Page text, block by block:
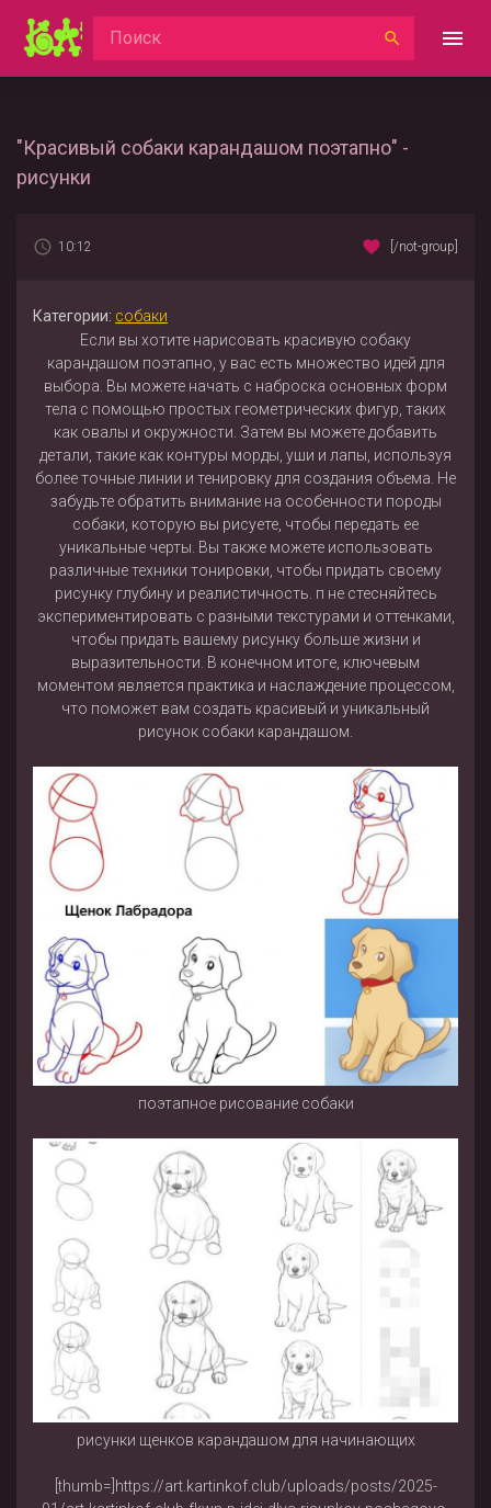
"Красивый собаки карандашом поэтапно" -
рисунки
10:12 [/not-group]
Категории: собаки
Если вы хотите нарисовать красивую собаку
карандашом поэтапно, у вас есть множество идей для
выбора. Вы можете начать с наброска основных форм
тела с помощью простых геометрических фигур, таких
как овалы и окружности. Затем вы можете добавить
детали, такие как контуры морды, уши и лапы, используя
более точные линии и тенировку для создания объема. Не
забудьте обратить внимание на особенности породы
собаки, которую вы рисуете, чтобы передать ее
уникальные черты. Вы также можете использовать
различные техники тонировки, чтобы придать своему
рисунку глубину и реалистичность. п не стесняйтесь
экспериментировать с разными текстурами и оттенками,
чтобы придать вашему рисунку больше жизни и
выразительности. В конечном итоге, ключевым
моментом является практика и наслаждение процессом,
что поможет вам создать красивый и уникальный
рисунок собаки карандашом.
поэтапное рисование собаки
рисунки щенков карандашом для начинающих
[thumb=]https://art.kartinkof.club/uploads/posts/2025-